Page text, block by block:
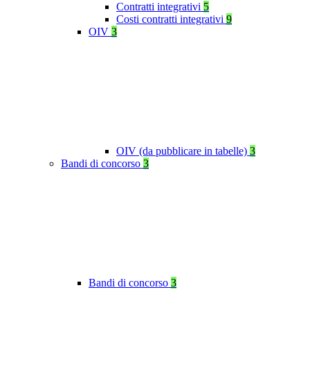
Contratti integrativi 5
Costi contratti integrativi 9
OIV 3
OIV (da pubblicare in tabelle) 3
Bandi di concorso 3
Bandi di concorso 3